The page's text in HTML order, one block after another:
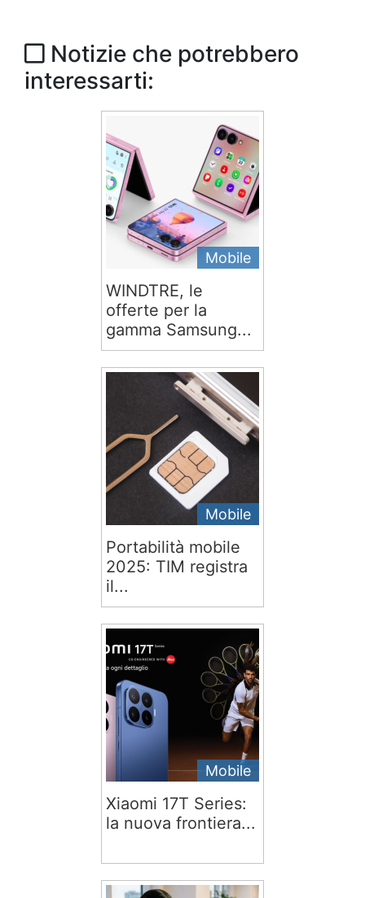
Notizie che potrebbero
interessarti:
Mobile
WINDTRE, le
offerte per la
gamma Samsung...
Mobile
Portabilità mobile
2025: TIM registra
il...
Mobile
Xiaomi 17T Series:
la nuova frontiera...